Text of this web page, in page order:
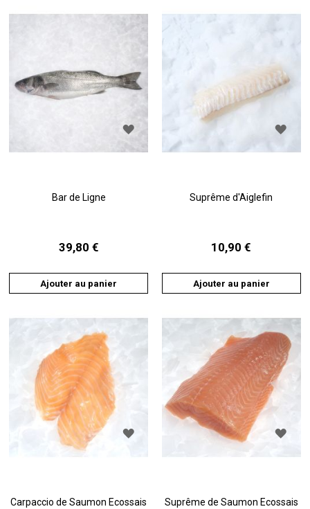
Bar de Ligne
39,80 €
Ajouter au panier
AJOUTER
LA
Suprême d'Aiglefin
10,90 €
Ajouter au panier
LA
Carpaccio de Saumon Ecossais
AJOUTER
Suprême de Saumon Ecossais
LA